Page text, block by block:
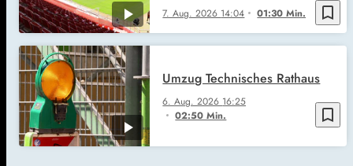
bookmark_border
7. Aug. 2026 14:04 01:30 Min.
bookmark_border
6. Aug. 2026 16:25
02:50 Min.
Umzug Technisches Rathaus